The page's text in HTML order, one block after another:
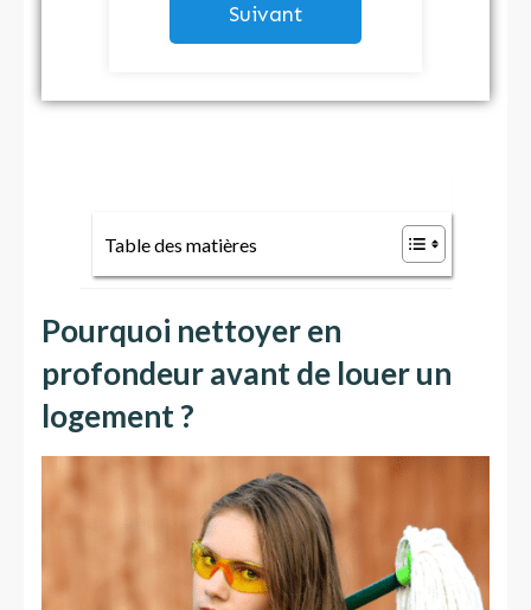
Suivant
Table des matières
Pourquoi nettoyer en
profondeur avant de louer un
logement ?